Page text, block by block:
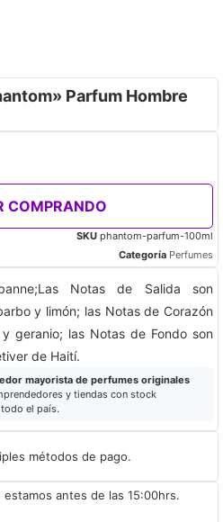
Parfum Hombre
COMPRANDO
SKU phantom-parfum-100ml
Categoría Perfumes
Notas de Salida son
y limón; las Notas de Corazón
geranio; las Notas de Fondo son
de Haití.
mayorista de perfumes originales
y tiendas con stock
el país.
métodos de pago.
estamos antes de las 15:00hrs.